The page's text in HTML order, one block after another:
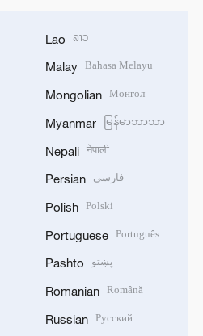
Lao ລາວ
Malay Bahasa Melayu
Mongolian Монгол
Myanmar မြန်မာဘာသာ
Nepali नेपाली
Persian فارسی
Polish Polski
Portuguese Português
Pashto پښتو
Romanian Română
Russian Русский